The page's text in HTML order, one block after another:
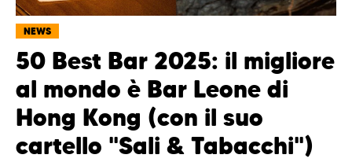
NEWS
50 Best Bar 2025: il migliore
al mondo è Bar Leone di
Hong Kong (con il suo
cartello "Sali & Tabacchi")